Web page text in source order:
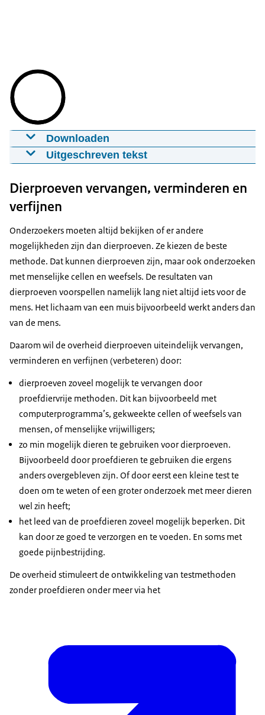
Downloaden
Dierproeven
Download
Ondertiteling
Download
Uitgeschreven tekst
- Dit is een muis die we gebruiken voor
kankeronderzoek.
Deze muis heeft kanker.
We kijken hier naar een proefdier dat gefokt is
binnen het instituut.
We moeten op levende dieren testen omdat de
uitzaaiingen van de tumor niet in een schaaltje te
volgen zijn.
Dus daar hebben we echt een zoogdier voor nodig.
[Tekst in beeld:] Dierproeven zijn vaak nodig om
nieuwe medicijnen te maken en ziekteverloop te
bestuderen. Medicijnen moeten eerst op dieren
getest zijn voordat ze voor mensen gebruikt
worden.
[Henk Jan Ormel, van de Centrale Commissie
Dierproeven zegt]
- Als je kanker in de lever onderzoekt in een
leverorgaantje wat je gekweekt hebt, kun je daar
heel veel van leren.
Maar je kunt niet leren hoe zo'n kankercel dan van
die lever naar de darm gaat, of naar de long of
waar dan ook.
Dus daar heb je toch een heel organisme voor
gedaan voor cosmetica. Dat is al verboden sinds
2013.
Er is hele strikte Europese regelgeving. Die
regelgeving ligt vast in de Wet op de dierproeven
Dierproeven vervangen, verminderen en
verfijnen
Onderzoekers moeten altijd bekijken of er andere
mogelijkheden zijn dan dierproeven. Ze kiezen de beste
methode. Dat kunnen dierproeven zijn, maar ook onderzoeken
met menselijke cellen en weefsels. De resultaten van
dierproeven voorspellen namelijk lang niet altijd iets voor de
mens. Het lichaam van een muis bijvoorbeeld werkt anders dan
van de mens.
Daarom wil de overheid dierproeven uiteindelijk vervangen,
verminderen en verfijnen (verbeteren) door:
dierproeven zoveel mogelijk te vervangen door
proefdiervrije methoden. Dit kan bijvoorbeeld met
computerprogramma’s, gekweekte cellen of weefsels van
mensen, of menselijke vrijwilligers;
zo min mogelijk dieren te gebruiken voor dierproeven.
Bijvoorbeeld door proefdieren te gebruiken die ergens
anders overgebleven zijn. Of door eerst een kleine test te
doen om te weten of een groter onderzoek met meer dieren
wel zin heeft;
het leed van de proefdieren zoveel mogelijk beperken. Dit
kan door ze goed te verzorgen en te voeden. En soms met
goede pijnbestrijding.
De overheid stimuleert de ontwikkeling van testmethoden
zonder proefdieren onder meer via het